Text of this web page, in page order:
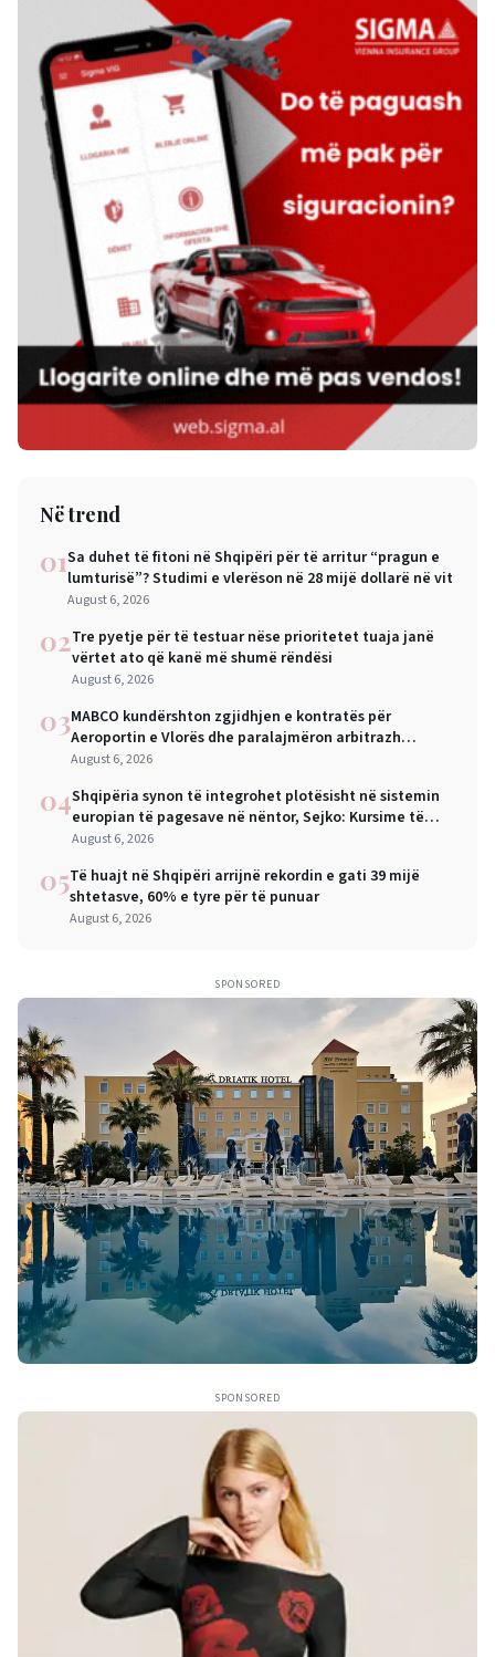
Në trend
01Sa duhet të fitoni në Shqipëri për të arritur “pragun e
lumturisë”? Studimi e vlerëson në 28 mijë dollarë në vit
August 6, 2026
02Tre pyetje për të testuar nëse prioritetet tuaja janë
vërtet ato që kanë më shumë rëndësi
August 6, 2026
03MABCO kundërshton zgjidhjen e kontratës për
Aeroportin e Vlorës dhe paralajmëron arbitrazh
ndërkombëtar
August 6, 2026
04Shqipëria synon të integrohet plotësisht në sistemin
europian të pagesave në nëntor, Sejko: Kursime të
mëdha për qytetarët dhe bizneset
August 6, 2026
05Të huajt në Shqipëri arrijnë rekordin e gati 39 mijë
shtetasve, 60% e tyre për të punuar
August 6, 2026
SPONSORED
SPONSORED